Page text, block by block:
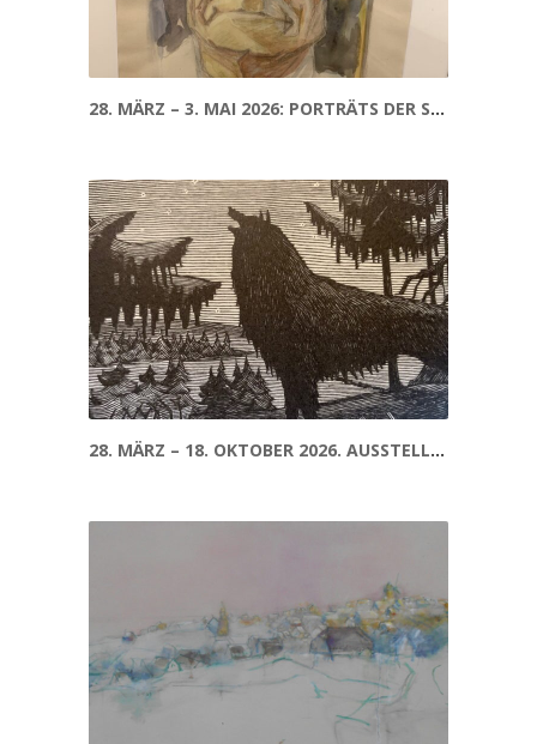
28. MÄRZ – 3. MAI 2026: PORTRÄTS DER SAMMLUNG
28. MÄRZ – 18. OKTOBER 2026. AUSSTELLUNG: SIGURD VASEGAARD – HOLZSCHNITTE